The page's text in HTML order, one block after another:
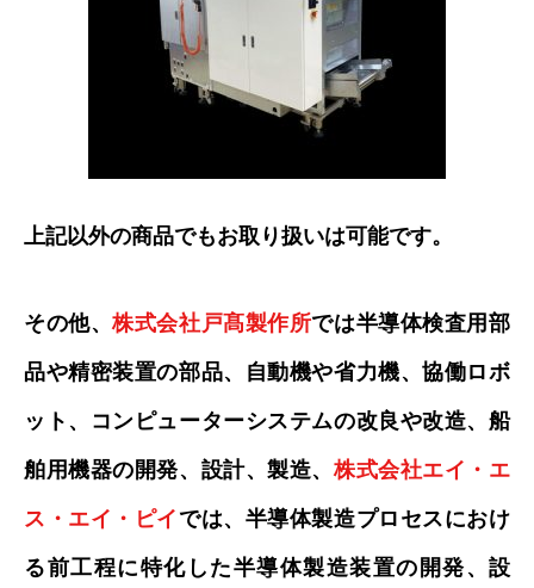
上記以外の商品でもお取り扱いは可能です。
その他、株式会社戸髙製作所では半導体検査用部
品や精密装置の部品、自動機や省力機、協働ロボ
ット、コンピューターシステムの改良や改造、船
舶用機器の開発、設計、製造、株式会社エイ・エ
ス・エイ・ピイ では、半導体製造プロセスにおけ
る前工程に特化した半導体製造装置の開発、設